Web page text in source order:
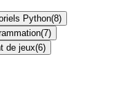
Python(8)
(7)
de jeux(6)